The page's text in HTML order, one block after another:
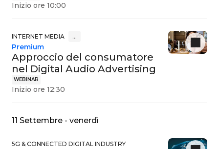
Inizio ore 10:00
INTERNET MEDIA …
WEBINAR
Approccio del consumatore
nel Digital Audio Advertising
Premium
Inizio ore 12:30
11 Settembre - venerdì
5G & CONNECTED DIGITAL INDUSTRY